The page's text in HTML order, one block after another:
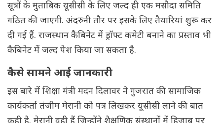
सूत्रों के मुताबिक यूसीसी के लिए जल्द ही एक मसौदा समिति
गठित की जाएगी. अंदरुनी तौर पर इसके लिए तैयारियां शुरू कर
दी गई हैं. राजस्थान कैबिनेट में ड्रॉफ्ट कमेटी बनाने का प्रस्ताव भी
कैबिनेट में जल्द पेश किया जा सकता है.
कैसे सामने आई जानकारी
इस बारे में शिक्षा मंत्री मदन दिलावर ने गुजरात की सामाजिक
कार्यकर्ता तंजीम मेरानी को पत्र लिखकर यूसीसी लाने की बात